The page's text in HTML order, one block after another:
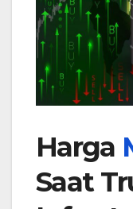
Harga
Saat